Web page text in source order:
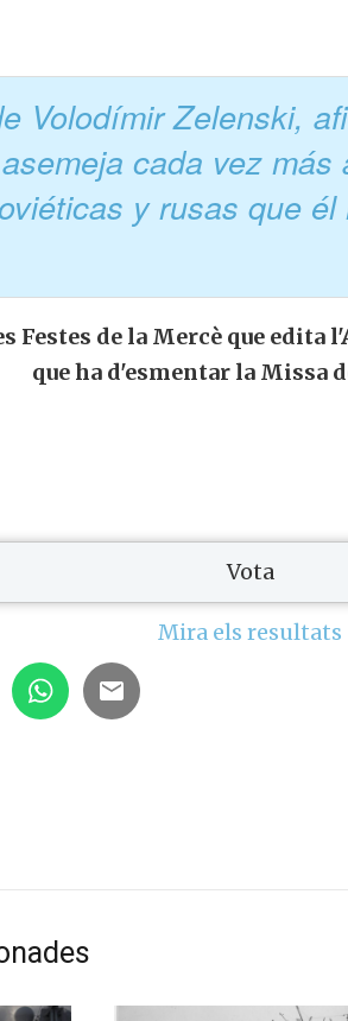
Volodímir Zelenski,
cada vez más
y rusas que
Festes de la Mercè que edita
que ha d'esmentar la Missa
Mira els resultats